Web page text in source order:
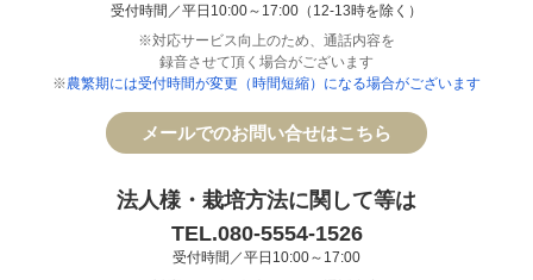
受付時間／平日10:00～17:00（12-13時を除く）
※対応サービス向上のため、通話内容を
録音させて頂く場合がございます
※農繁期には受付時間が変更（時間短縮）になる場合がございます
メールでのお問い合せはこちら
法人様・栽培方法に関して等は
TEL.080-5554-1526
受付時間／平日10:00～17:00